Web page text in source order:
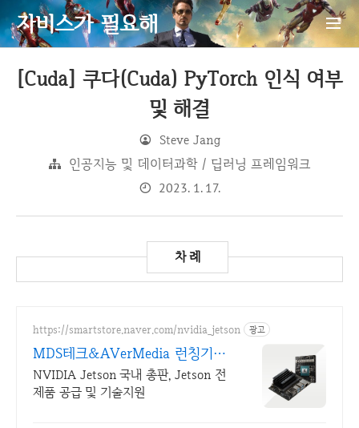
자비스가 필요해
[Cuda] 쿠다(Cuda) PyTorch 인식 여부
및 해결
Steve Jang
인공지능 및 데이터과학 / 딥러닝 프레임워크
2023. 1. 17.
https://smartstore.naver.com/nvidia_jetson 광고
MDS테크&AVerMedia 런칭기념
할인이벤트
NVIDIA Jetson 국내 총판, Jetson 전
제품 공급 및 기술지원